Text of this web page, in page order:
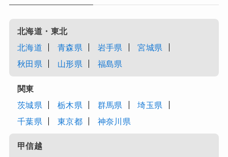
北海道・東北
北海道
青森県 岩手県
宮城県
秋田県
山形県 福島県
関東
茨城県
栃木県 群馬県
埼玉県
千葉県
東京都 神奈川県
甲信越